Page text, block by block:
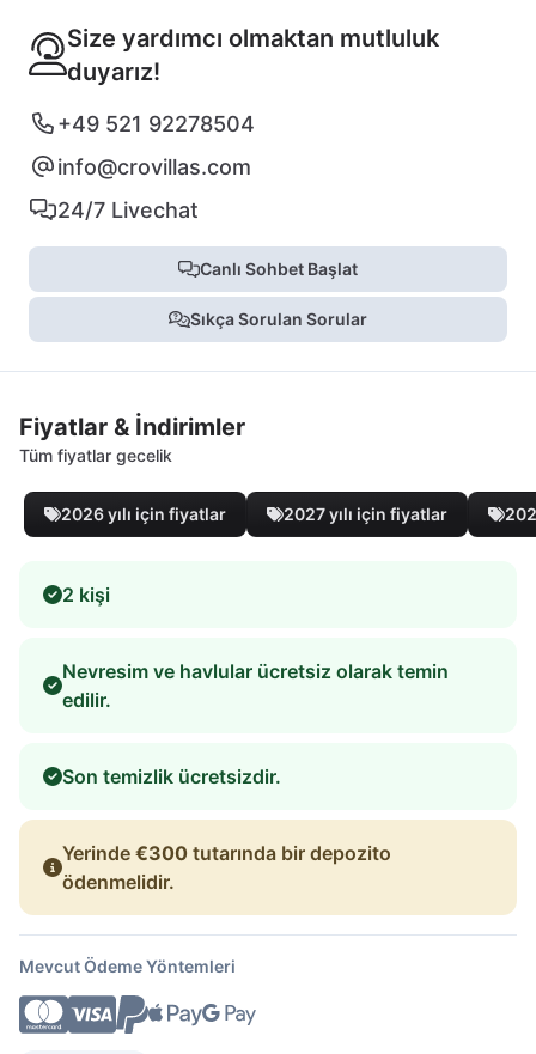
Size yardımcı olmaktan mutluluk
duyarız!
+49 521 92278504
info@crovillas.com
24/7 Livechat
Canlı Sohbet Başlat
Sıkça Sorulan Sorular
Fiyatlar & İndirimler
Tüm fiyatlar gecelik
2026 yılı için fiyatlar 2027 yılı için fiyatlar
2 kişi
Nevresim ve havlular ücretsiz olarak temin
edilir.
Son temizlik ücretsizdir.
Yerinde €300 tutarında bir depozito
ödenmelidir.
Mevcut Ödeme Yöntemleri